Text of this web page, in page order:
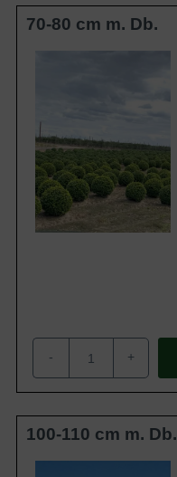
70-80 cm m. Db.
- +
100-110 cm m. Db.